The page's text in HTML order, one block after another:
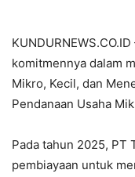
komitmennya dalam
Mikro, Kecil, dan
Pendanaan Usaha
Pada tahun 2025, PT
pembiayaan untuk